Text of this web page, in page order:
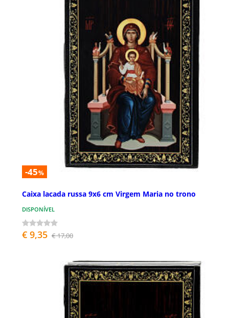
-45%
Caixa lacada russa 9x6 cm Virgem Maria no trono
DISPONÍVEL
€ 9,35 € 17,00